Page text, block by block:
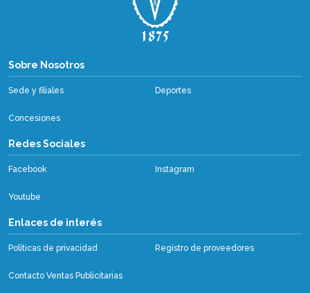
Sobre Nosotros
Sobre Nosotros
Sede y filiales Deportes
Concesiones
Redes Sociales
Facebook Instagram
Youtube
Enlaces de interés
Políticas de privacidad Registro de proveedores
Contacto Ventas Publicitarias